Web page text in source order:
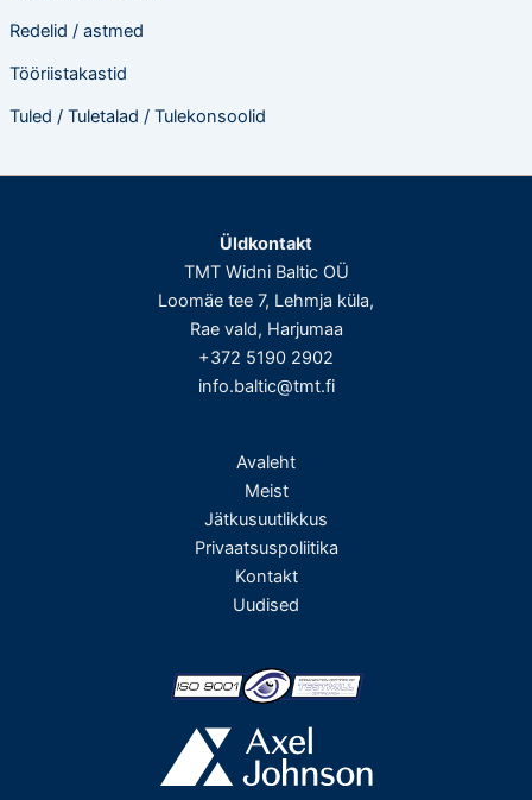
Redelid / astmed
Tööriistakastid
Tuled / Tuletalad / Tulekonsoolid
Üldkontakt
TMT Widni Baltic OÜ
Loomäe tee 7, Lehmja küla,
Rae vald, Harjumaa
+372 5190 2902
info.baltic@tmt.fi
Avaleht
Meist
Jätkusuutlikkus
Privaatsuspoliitika
Kontakt
Uudised